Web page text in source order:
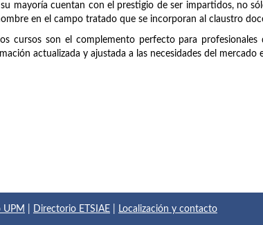
su mayoría cuentan con el prestigio de ser impartidos, no
en el campo tratado que se incorporan al claustro
cursos son el complemento perfecto para
actualizada y ajustada a las necesidades del mercado
UPM Directorio ETSIAE Localización y contacto